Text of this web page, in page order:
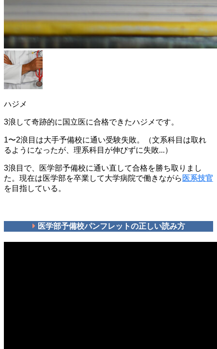
ハジメ
3浪して奇跡的に国立医に合格できたハジメです。
1〜2浪目は大手予備校に通い受験失敗。（文系科目は取れ
るようになったが、理系科目が伸びずに失敗...）
3浪目で、医学部予備校に通い直して合格を勝ち取りまし
た。現在は医学部を卒業して大学病院で働きながら 医系技官
を目指している。
医学部予備校パンフレットの正しい読み方